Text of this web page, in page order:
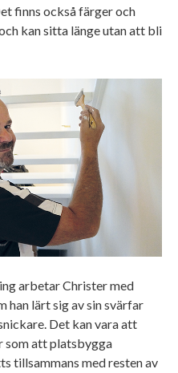
finns också färger och
kan sitta länge utan att bli
arbetar Christer med
han lärt sig av sin svärfar
Det kan vara att
som att platsbygga
tillsammans med resten av